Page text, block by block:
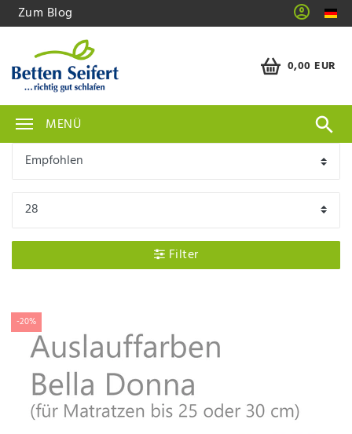
Zum Blog
0,00 EUR
MENÜ
Filter
-20%